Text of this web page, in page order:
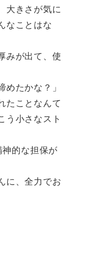
大きさが気に
なことはな
みが出て、使
たかな？」
たことなんて
う小さなスト
的な担保が
に、全力でお